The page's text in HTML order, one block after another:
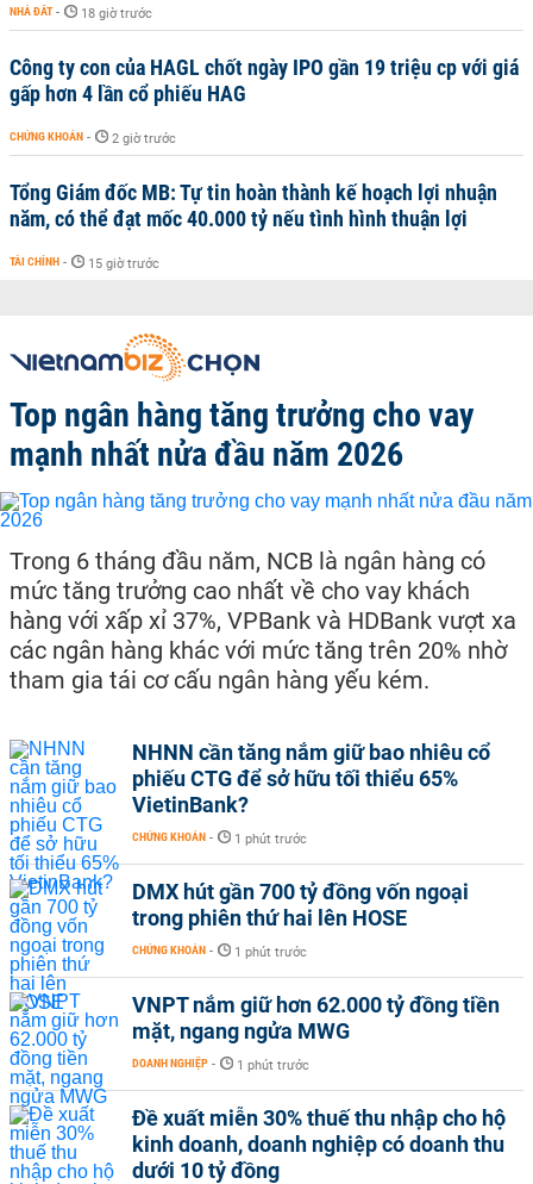
NHÀ ĐẤT - 18 giờ trước
Công ty con của HAGL chốt ngày IPO gần 19 triệu cp với giá
gấp hơn 4 lần cổ phiếu HAG
CHỨNG KHOÁN - 2 giờ trước
Tổng Giám đốc MB: Tự tin hoàn thành kế hoạch lợi nhuận
năm, có thể đạt mốc 40.000 tỷ nếu tình hình thuận lợi
TÀI CHÍNH - 15 giờ trước
Top ngân hàng tăng trưởng cho vay
mạnh nhất nửa đầu năm 2026
Trong 6 tháng đầu năm, NCB là ngân hàng có
mức tăng trưởng cao nhất về cho vay khách
hàng với xấp xỉ 37%, VPBank và HDBank vượt xa
các ngân hàng khác với mức tăng trên 20% nhờ
tham gia tái cơ cấu ngân hàng yếu kém.
NHNN cần tăng nắm giữ bao nhiêu cổ
phiếu CTG để sở hữu tối thiểu 65%
VietinBank?
CHỨNG KHOÁN - 1 phút trước
DMX hút gần 700 tỷ đồng vốn ngoại
trong phiên thứ hai lên HOSE
CHỨNG KHOÁN - 1 phút trước
VNPT nắm giữ hơn 62.000 tỷ đồng tiền
mặt, ngang ngửa MWG
DOANH NGHIỆP - 1 phút trước
Đề xuất miễn 30% thuế thu nhập cho hộ
kinh doanh, doanh nghiệp có doanh thu
dưới 10 tỷ đồng